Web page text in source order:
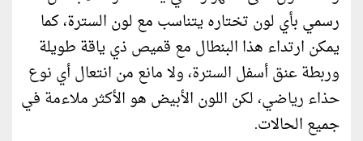
رسمي بأي لون تختاره يتناسب مع لون السترة، كما
يمكن ارتداء هذا البنطال مع قميص ذي ياقة طويلة
وربطة عنق أسفل السترة، ولا مانع من انتعال أي نوع
حذاء رياضي، لكن اللون الأبيض هو الأكثر ملاءمة في
جميع الحالات.